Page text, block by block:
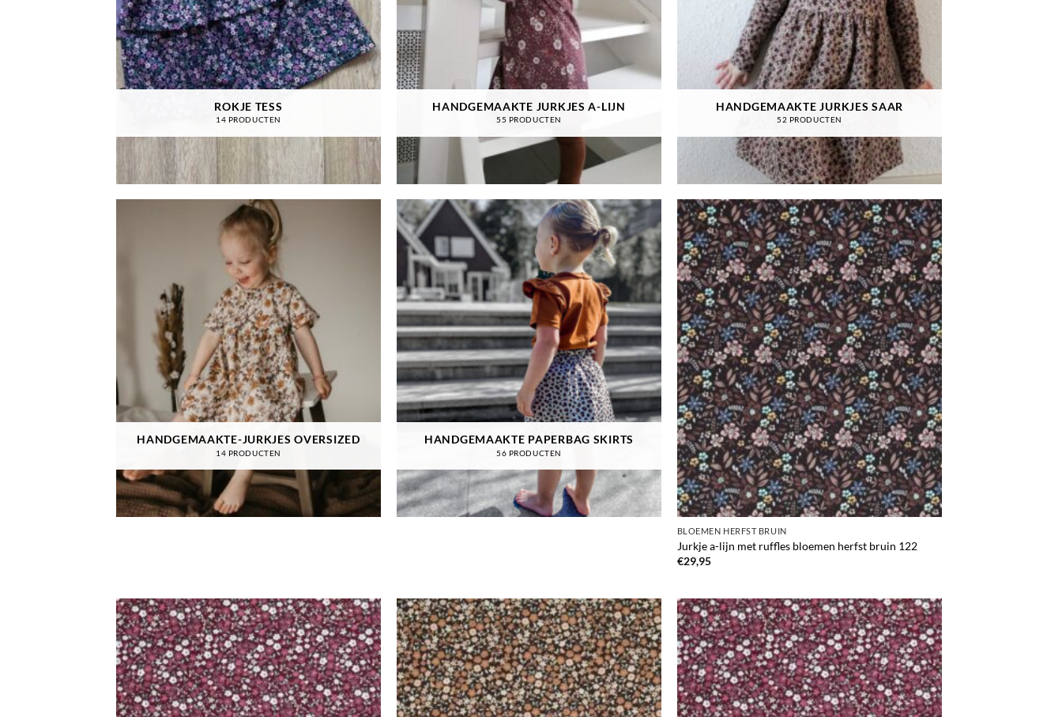
ROKJE TESS
14 PRODUCTEN
HANDGEMAAKTE JURKJES A-LIJN
55 PRODUCTEN
HANDGEMAAKTE JURKJES SAAR
52 PRODUCTEN
HANDGEMAAKTE-JURKJES OVERSIZED
14 PRODUCTEN
HANDGEMAAKTE PAPERBAG SKIRTS
56 PRODUCTEN
BLOEMEN HERFST BRUIN
Jurkje a-lijn met ruffles bloemen herfst bruin 122
€29,95